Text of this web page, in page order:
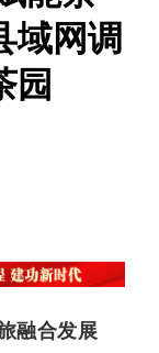
域网调
园
融合发展